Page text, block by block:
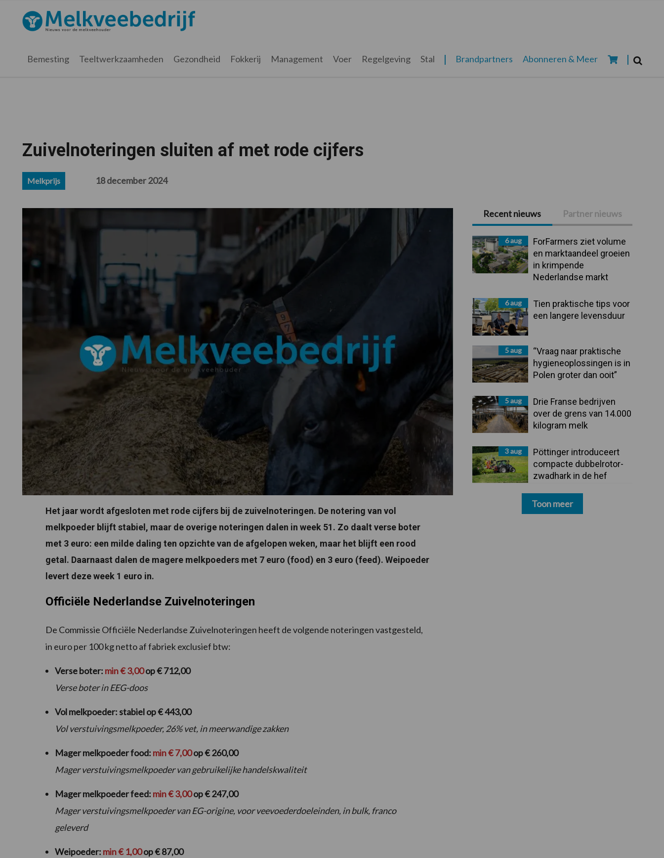
hoofdnavigatie
hoofd
eerste
voettekst
Melkveebedrijf.nl
Bemesting Teeltwerkzaamheden Gezondheid Fokkerij Management Voer Regelgeving Stal Brandpartners Abonneren & Meer
Zuivelnoteringen sluiten af met rode cijfers
Melkprijs 18 december 2024
Het jaar wordt afgesloten met rode cijfers bij de zuivelnoteringen. De notering van vol
melkpoeder blijft stabiel, maar de overige noteringen dalen in week 51. Zo daalt verse boter
met 3 euro: een milde daling ten opzichte van de afgelopen weken, maar het blijft een rood
getal. Daarnaast dalen de magere melkpoeders met 7 euro (food) en 3 euro (feed). Weipoeder
levert deze week 1 euro in.
Officiële Nederlandse Zuivelnoteringen
De Commissie Officiële Nederlandse Zuivelnoteringen heeft de volgende noteringen vastgesteld,
in euro per 100 kg netto af fabriek exclusief btw:
Verse boter: min € 3,00op € 712,00
Verse boter in EEG-doos
Vol melkpoeder: stabiel op € 443,00
Vol verstuivingsmelkpoeder, 26% vet, in meerwandige zakken
Mager melkpoeder food: min € 7,00op € 260,00
Mager verstuivingsmelkpoeder van gebruikelijke handelskwaliteit
Mager melkpoeder feed: min € 3,00op € 247,00
Mager verstuivingsmelkpoeder van EG-origine, voor veevoederdoeleinden, in bulk, franco
geleverd
Weipoeder: min € 1,00op € 87,00
Primaire
Sidebar
Recent nieuws Partner nieuws
6 aug
ForFarmers ziet volume
en marktaandeel groeien
in krimpende
Nederlandse markt
6 aug
Tien praktische tips voor
een langere levensduur
5 aug
“Vraag naar praktische
hygieneoplossingen is in
Polen groter dan ooit”
5 aug
Drie Franse bedrijven
over de grens van 14.000
kilogram melk
3 aug
Pöttinger introduceert
compacte dubbelrotor-
zwadhark in de hef
Toon meer